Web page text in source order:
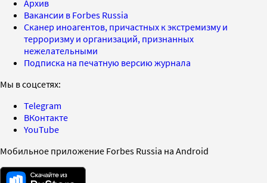
Архив
Вакансии в Forbes Russia
Сканер иноагентов, причастных к экстремизму и
терроризму и организаций, признанных
нежелательными
Подписка на печатную версию журнала
Мы в соцсетях:
Telegram
ВКонтакте
YouTube
Мобильное приложение Forbes Russia на Android